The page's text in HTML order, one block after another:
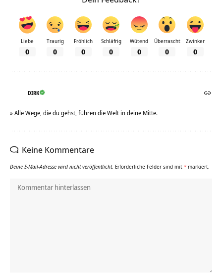
Liebe
0
Traurig
0
Fröhlich
0
Schläfrig
0
Wütend
0
Überrascht
0
Zwinker
0
DIRK
» Alle Wege, die du gehst, führen die Welt in deine Mitte.
Keine Kommentare
Deine E-Mail-Adresse wird nicht veröffentlicht. Erforderliche Felder sind mit * markiert.